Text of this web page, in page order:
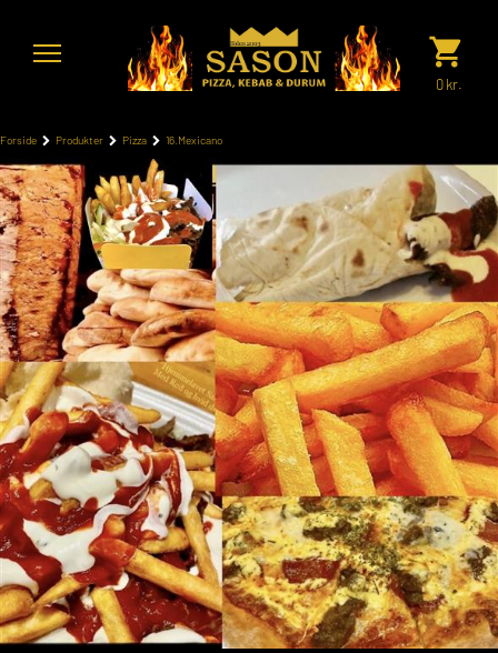
0 kr.
Forside Produkter Pizza 16.Mexicano